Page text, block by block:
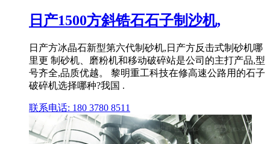
日产1500方斜锆石石子制沙机,
日产方冰晶石新型第六代制砂机,日产方反击式制砂机哪
里更 制砂机、磨粉机和移动破碎站是公司的主打产品,型
号齐全,品质优越。 黎明重工科技在修高速公路用的石子
破碎机选择哪种?我国 .
联系电话: 180 3780 8511